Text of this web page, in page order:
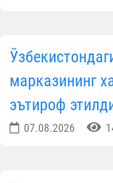
марказининг
эътироф
07.08.2026